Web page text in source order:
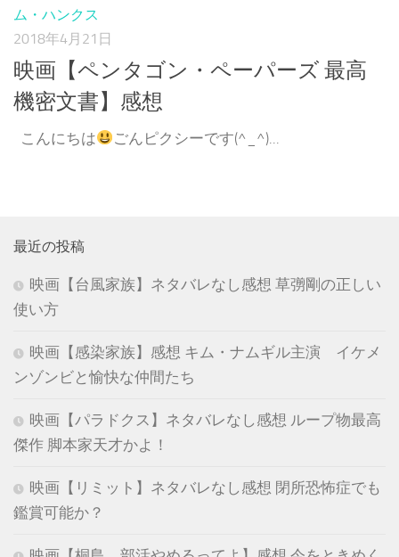
ム・ハンクス
2018年4月21日
映画【ペンタゴン・ペーパーズ 最高
機密文書】感想
こんにちは ごんピクシーです(^_^)...
最近の投稿
映画【台風家族】ネタバレなし感想 草彅剛の正しい
使い方
映画【感染家族】感想 キム・ナムギル主演 イケメ
ンゾンビと愉快な仲間たち
映画【パラドクス】ネタバレなし感想 ループ物最高
傑作 脚本家天才かよ！
映画【リミット】ネタバレなし感想 閉所恐怖症でも
鑑賞可能か？